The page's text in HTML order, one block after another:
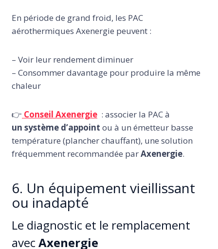
En période de grand froid, les PAC
aérothermiques Axenergie peuvent :
– Voir leur rendement diminuer
– Consommer davantage pour produire la même
chaleur
👉 Conseil Axenergie : associer la PAC à
un système d’appoint ou à un émetteur basse
température (plancher chauffant), une solution
fréquemment recommandée parAxenergie.
6. Un équipement vieillissant
ou inadapté
Le diagnostic et le remplacement
avec Axenergie